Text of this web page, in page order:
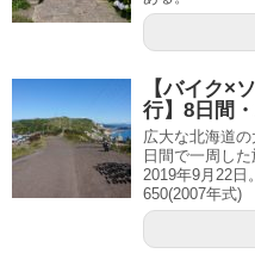
【バイク×
行】8日間
広大な北海道
日間で一周し
2019年9月22日
650(2007年式)